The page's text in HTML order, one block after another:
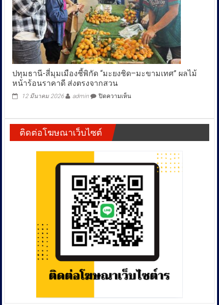
ปทุมธานี-สี่มุมเมืองชี้พิกัด “มะยงชิด–มะขามเทศ” ผลไม้
หน้าร้อนราคาดี ส่งตรงจากสวน
12 มีนาคม 2026 admin ปิดความเห็นบน
ชี้
ชิด–
มะขาม
ผล
ไม้
หน้า
ร้อน
ราคา
ดี
ส่ง
ตรง
จาก
สวน
ติดต่อโฆษณาเว็บไซต์